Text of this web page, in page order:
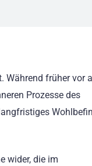
Während früher vor
Prozesse des
wider, die im